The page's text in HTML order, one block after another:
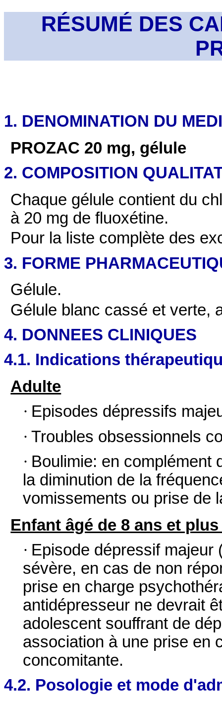
RÉSUMÉ DES
1. DENOMINATION DU
PROZAC 20 mg, gélule
2. COMPOSITION
Chaque gélule contient du
à 20 mg de fluoxétine.
Pour la liste complète des
3. FORME
Gélule.
Gélule blanc cassé et verte,
4. DONNEES CLINIQUES
4.1. Indications
Adulte
· Episodes dépressifs
· Troubles obsessionnels
· Boulimie: en complément
la diminution de la
vomissements ou prise de
Enfant âgé de 8 ans et
· Episode dépressif
sévère, en cas de non
prise en charge
antidépresseur ne devrait
adolescent souffrant de
association à une prise en
concomitante.
4.2. Posologie et mode